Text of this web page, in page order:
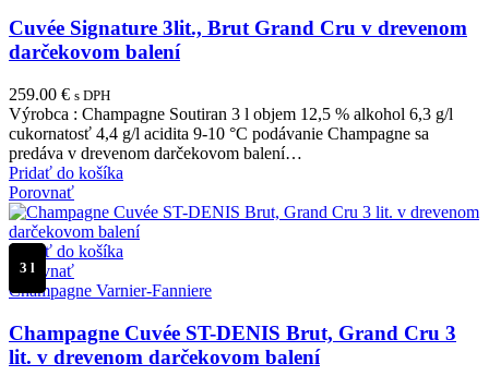
Cuvée Signature 3lit., Brut Grand Cru v drevenom
darčekovom balení
259.00 € s DPH
Výrobca : Champagne Soutiran 3 l objem 12,5 % alkohol 6,3 g/l
cukornatosť 4,4 g/l acidita 9-10 °C podávanie Champagne sa
predáva v drevenom darčekovom balení…
Pridať do košíka
Porovnať
Pridať do košíka
Porovnať
Champagne Varnier-Fanniere
Champagne Cuvée ST-DENIS Brut, Grand Cru 3
lit. v drevenom darčekovom balení
3 l